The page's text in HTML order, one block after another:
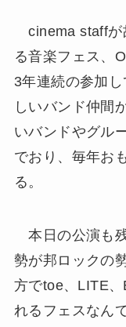
cinema staffが
る音楽フェス、
3年連続の参加
しいバンド仲間
いバンドやグル
でおり、毎年お
る。
本日の公演も
勢が邦ロックの
方でtoe、LITE
れるフェスなん